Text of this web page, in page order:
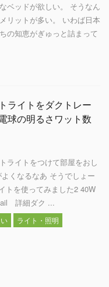
ベッドが欲しい。 そうなん
リットが多い。 いわば日本
の知恵がぎゅっと詰まって
ライトをダクトレー
球の明るさワット数
ライトをつけて部屋をおし
くなるなあ そうでしょー
トを使ってみました2 40W
詳細ダク ...
ライト・照明